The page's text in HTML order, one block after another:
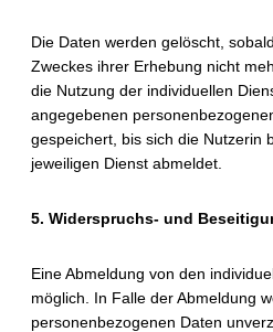
Die Daten werden gelöscht,
Zweckes ihrer Erhebung nicht
die Nutzung der individuellen
angegebenen
gespeichert, bis sich die Nutzerin
jeweiligen Dienst abmeldet.
5. Widerspruchs- und
Eine Abmeldung von den
möglich. In Falle der Abmeldung
personenbezogenen Daten